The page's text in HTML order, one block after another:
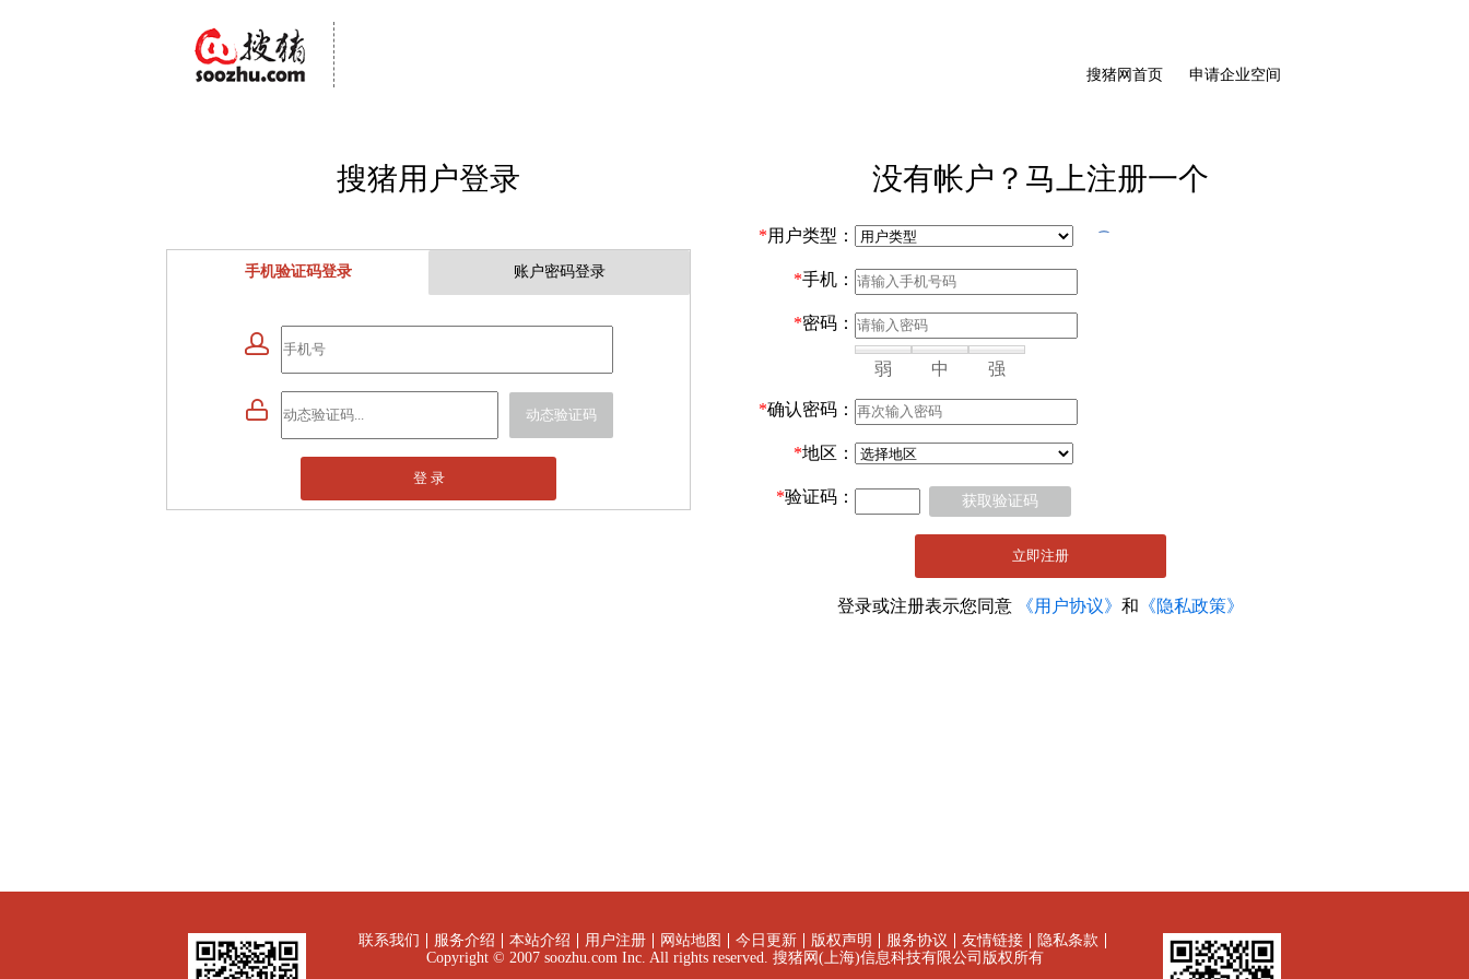
搜猪网首页 申请企业空间
搜猪用户登录
手机验证码登录 账户密码登录

 动态验证码
登 录
没有帐户？马上注册一个
*用户类型：
*手机：
*密码：
弱 中 强
*确认密码：
*地区：
*验证码： 获取验证码
立即注册
登录或注册表示您同意 《用户协议》 和 《隐私政策》
联系我们 服务介绍 本站介绍 用户注册 网站地图 今日更新 版权声明 服务协议 友情链接
隐私条款
Copyright © 2007 soozhu.com Inc. All rights reserved. 搜猪网(上海)信息科技有限公司版权所有